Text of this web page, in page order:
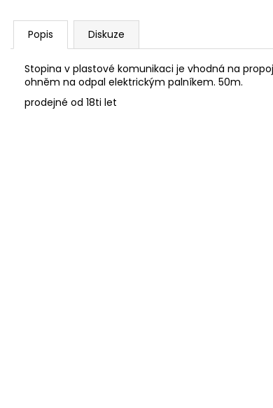
Popis Diskuze
Stopina v plastové komunikaci je vhodná na
ohněm na odpal elektrickým palníkem. 50m.
prodejné od 18ti let